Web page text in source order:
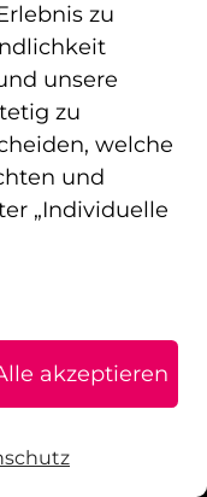
beachten?
zu
unsere
zu
welche
und
„Individuelle
akzeptieren